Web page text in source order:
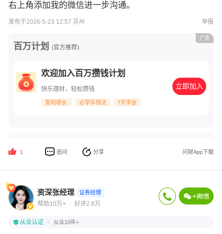
右上角添加我的微信进一步沟通。
发布于2026-5-23 12:57 苏州 举报
百万计划 (官方推荐)
欢迎加入百万攒钱计划
快乐理财，轻松攒钱
复利增长 必学存钱法 7天学会
立即加入
广告
1 追问 分享 问财App下载
资深张经理 证券经理
帮助10万+ 好评2.6万
从业认证 从业10年+